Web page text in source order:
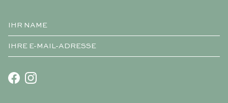
FacebookInstagram